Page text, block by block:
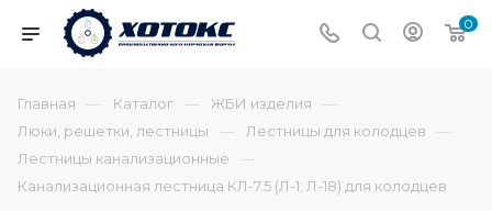
0
Главная — Каталог — ЖБИ изделия —
Люки, решетки, лестницы — Лестницы для колодцев —
Лестницы канализационные —
Канализационная лестница КЛ-7.5 (Л-1; Л-18) для колодцев